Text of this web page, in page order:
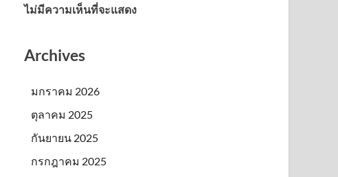
ไม่มีความเห็นที่จะแสดง
Archives
มกราคม 2026
ตุลาคม 2025
กันยายน 2025
กรกฎาคม 2025